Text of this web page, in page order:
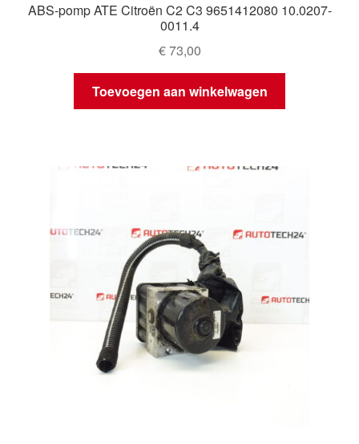
ABS-pomp ATE Citroën C2 C3 9651412080 10.0207-
0011.4
€73,00
Toevoegen aan winkelwagen